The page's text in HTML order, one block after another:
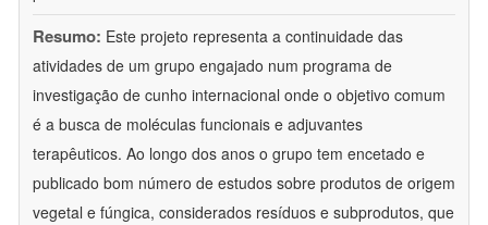
Resumo: Este projeto representa a continuidade das
atividades de um grupo engajado num programa de
investigação de cunho internacional onde o objetivo comum
é a busca de moléculas funcionais e adjuvantes
terapêuticos. Ao longo dos anos o grupo tem encetado e
publicado bom número de estudos sobre produtos de origem
vegetal e fúngica, considerados resíduos e subprodutos, que